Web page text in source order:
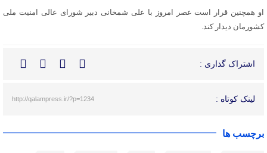
او همچنین قرار است عصر امروز با علی شمخانی دبیر شورای عالی امنیت ملی
کشورمان دیدار کند.
اشتراک گذاری :
لینک کوتاه : http://qalampress.ir/?p=1234
برچسب ها